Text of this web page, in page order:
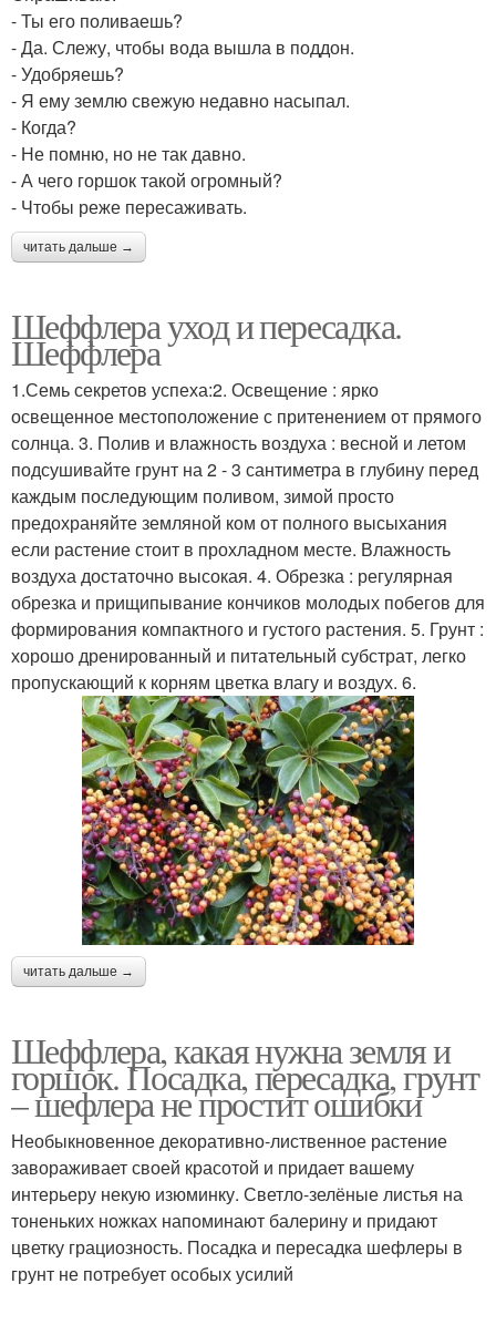
- Ты его поливаешь?
- Да. Слежу, чтобы вода вышла в поддон.
- Удобряешь?
- Я ему землю свежую недавно насыпал.
- Когда?
- Не помню, но не так давно.
- А чего горшок такой огромный?
- Чтобы реже пересаживать.
читать дальше →
Шеффлера уход и пересадка.
Шеффлера
1.Семь секретов успеха:2. Освещение : ярко
освещенное местоположение с притенением от прямого
солнца. 3. Полив и влажность воздуха : весной и летом
подсушивайте грунт на 2 - 3 сантиметра в глубину перед
каждым последующим поливом, зимой просто
предохраняйте земляной ком от полного высыхания
если растение стоит в прохладном месте. Влажность
воздуха достаточно высокая. 4. Обрезка : регулярная
обрезка и прищипывание кончиков молодых побегов для
формирования компактного и густого растения. 5. Грунт :
хорошо дренированный и питательный субстрат, легко
пропускающий к корням цветка влагу и воздух. 6.
читать дальше →
Шеффлера, какая нужна земля и
горшок. Посадка, пересадка, грунт
– шефлера не простит ошибки
Необыкновенное декоративно-лиственное растение
завораживает своей красотой и придает вашему
интерьеру некую изюминку. Светло-зелёные листья на
тоненьких ножках напоминают балерину и придают
цветку грациозность. Посадка и пересадка шефлеры в
грунт не потребует особых усилий